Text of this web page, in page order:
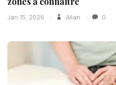
Jan 15, 2026 Allan 0